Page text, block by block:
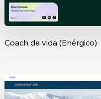
Coach de vida (Enérgico)